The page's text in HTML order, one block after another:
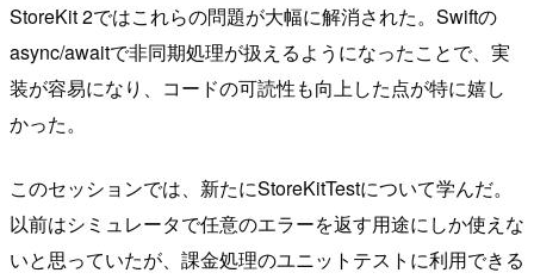
StoreKit 2ではこれらの問題が大幅に解消された。Swiftの
async/awaitで非同期処理が扱えるようになったことで、実
装が容易になり、コードの可読性も向上した点が特に嬉し
かった。
このセッションでは、新たにStoreKitTestについて学んだ。
以前はシミュレータで任意のエラーを返す用途にしか使えな
いと思っていたが、課金処理のユニットテストに利用できる